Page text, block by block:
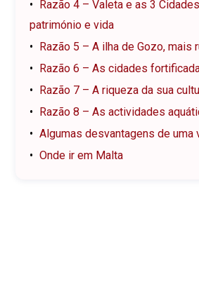
Razão 4 – Valeta e as 3
património e vida
Razão 5 – A ilha de Gozo, mais
Razão 6 – As cidades
Razão 7 – A riqueza da sua
Razão 8 – As actividades
Algumas desvantagens de uma
Onde ir em Malta